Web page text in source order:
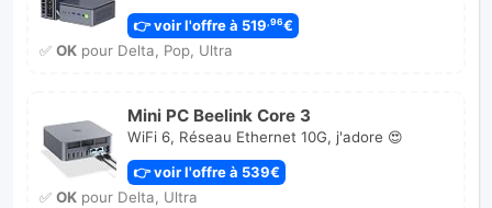
👉 voir l'offre à 519,96€
✅ OKpour Delta, Pop, Ultra
Mini PC Beelink Core 3
WiFi 6, Réseau Ethernet 10G, j'adore 😍
👉 voir l'offre à 539€
✅ OKpour Delta, Ultra